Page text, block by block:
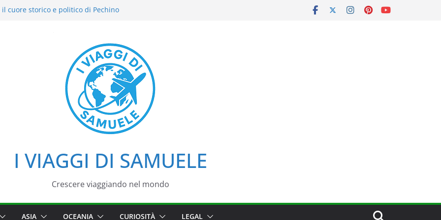
il cuore storico e politico di Pechino
d’Estate tra loto, camminate e
tra imperatori, simboli e cortili
I VIAGGI DI SAMUELE
Crescere viaggiando nel mondo
ASIA OCEANIA CURIOSITÀ LEGAL